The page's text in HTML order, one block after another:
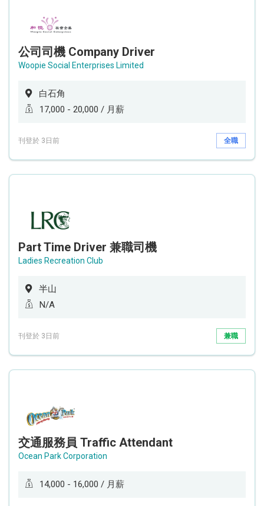
公司司機 Company Driver
Woopie Social Enterprises Limited
白石角
17,000 - 20,000 / 月薪
刊登於 3日前 全職
Part Time Driver 兼職司機
Ladies Recreation Club
半山
N/A
刊登於 3日前 兼職
交通服務員 Traffic Attendant
Ocean Park Corporation
14,000 - 16,000 / 月薪